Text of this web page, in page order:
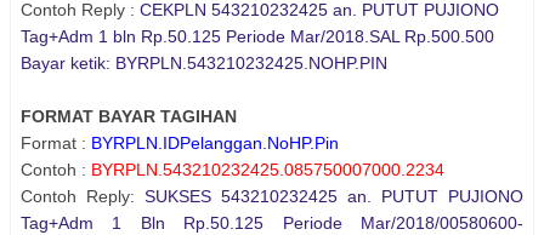
Contoh Reply : CEKPLN 543210232425 an. PUTUT PUJIONO
Tag+Adm 1 bln Rp.50.125 Periode Mar/2018.SAL Rp.500.500
Bayar ketik: BYRPLN.543210232425.NOHP.PIN
FORMAT BAYAR TAGIHAN
Format : BYRPLN.IDPelanggan.NoHP.Pin
Contoh : BYRPLN.543210232425.085750007000.2234
Contoh Reply: SUKSES 543210232425 an. PUTUT PUJIONO
Tag+Adm 1 Bln Rp.50.125 Periode Mar/2018/00580600-